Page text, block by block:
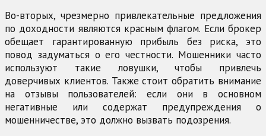
Во-вторых, чрезмерно привлекательные предложения
по доходности являются красным флагом. Если брокер
обещает гарантированную прибыль без риска, это
повод задуматься о его честности. Мошенники часто
используют такие ловушки, чтобы привлечь
доверчивых клиентов. Также стоит обратить внимание
на отзывы пользователей: если они в основном
негативные или содержат предупреждения о
мошенничестве, это должно вызвать подозрения.